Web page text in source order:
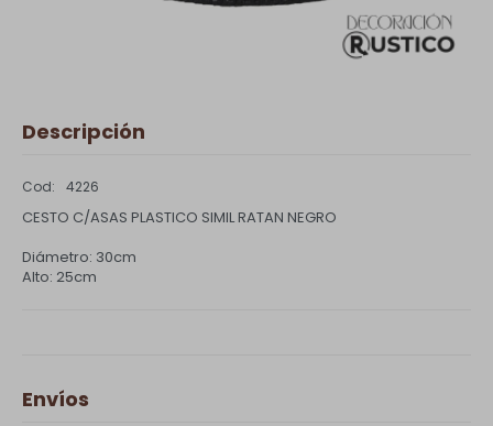
Descripción
4226
CESTO C/ASAS PLASTICO SIMIL RATAN NEGRO
Diámetro: 30cm
Alto: 25cm
Envíos